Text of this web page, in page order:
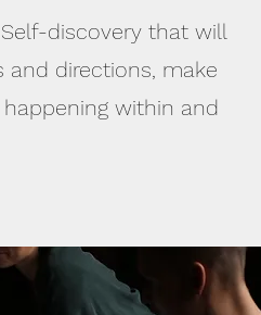
discovery that will
directions, make
within and